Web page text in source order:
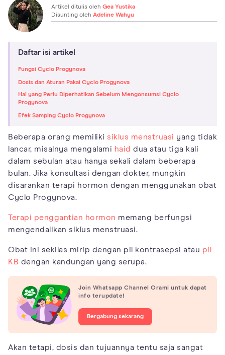
Artikel ditulis oleh Gea Yustika
Disunting oleh Adeline Wahyu
Daftar isi artikel
Fungsi Cyclo Progynova
Dosis dan Aturan Pakai Cyclo Progynova
Hal yang Perlu Diperhatikan Sebelum Mengonsumsi Cyclo
Progynova
Efek Samping Cyclo Progynova
Beberapa orang memiliki siklus menstruasi yang tidak
lancar, misalnya mengalami haid dua atau tiga kali
dalam sebulan atau hanya sekali dalam beberapa
bulan. Jika konsultasi dengan dokter, mungkin
disarankan terapi hormon dengan menggunakan obat
Cyclo Progynova.
Terapi penggantian hormon memang berfungsi
mengendalikan siklus menstruasi.
Obat ini sekilas mirip dengan pil kontrasepsi atau pil
KB dengan kandungan yang serupa.
Join Whatsapp Channel Orami untuk dapat
info terupdate!
Bergabung sekarang
Akan tetapi, dosis dan tujuannya tentu saja sangat